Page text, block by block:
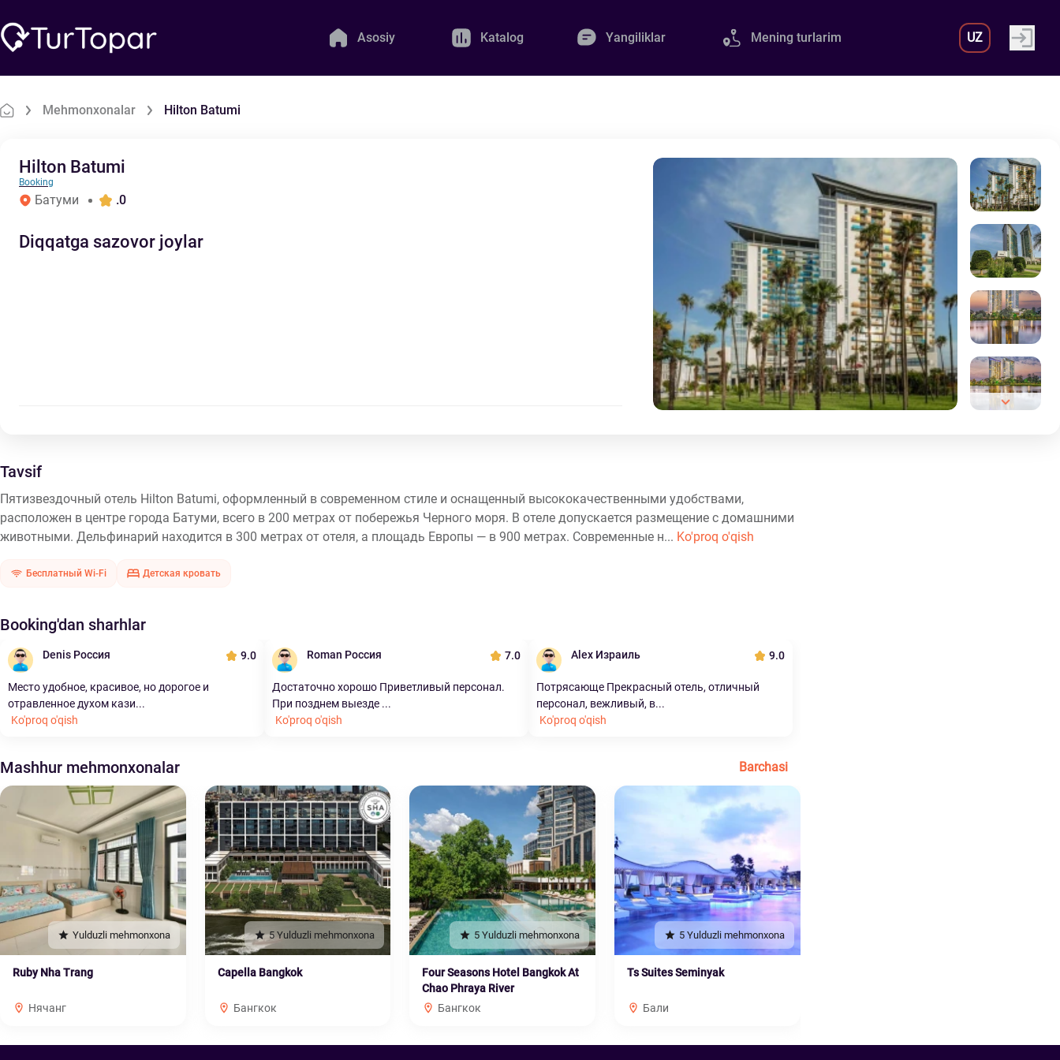
Asosiy Katalog Yangiliklar Mening turlarim UZ
Mehmonxonalar Hilton Batumi
Hilton Batumi
Booking
Батуми .0
Diqqatga sazovor joylar
Tavsif
Пятизвездочный отель Hilton Batumi, оформленный в современном стиле и оснащенный высококачественными удобствами,
расположен в центре города Батуми, всего в 200 метрах от побережья Черного моря. В отеле допускается размещение с домашними
животными. Дельфинарий находится в 300 метрах от отеля, а площадь Европы — в 900 метрах. Современные н... Ko'proq o'qish
Бесплатный Wi-Fi Детская кровать
Booking'dan sharhlar
Denis Россия 9.0
Место удобное, красивое, но дорогое и
отравленное духом кази...
Ko'proq o'qish
Roman Россия 7.0
Достаточно хорошо Приветливый персонал.
При позднем выезде ...
Ko'proq o'qish
Alex Израиль 9.0
Потрясающе Прекрасный отель, отличный
персонал, вежливый, в...
Ko'proq o'qish
Mashhur mehmonxonalar Barchasi
Yulduzli mehmonxona
Ruby Nha Trang
Нячанг
5 Yulduzli mehmonxona
Capella Bangkok
Бангкок
5 Yulduzli mehmonxona
Four Seasons Hotel Bangkok At
Chao Phraya River
Бангкок
5 Yulduzli mehmonxona
Ts Suites Seminyak
Бали